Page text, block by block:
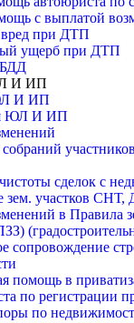
с выплатой
при ДТП
ущерб при ДТП
И ИП
И ИП
ЮЛ И ИП
сделок с
зем. участков
в Правила
сопровождение
помощь в
по регистрации
по